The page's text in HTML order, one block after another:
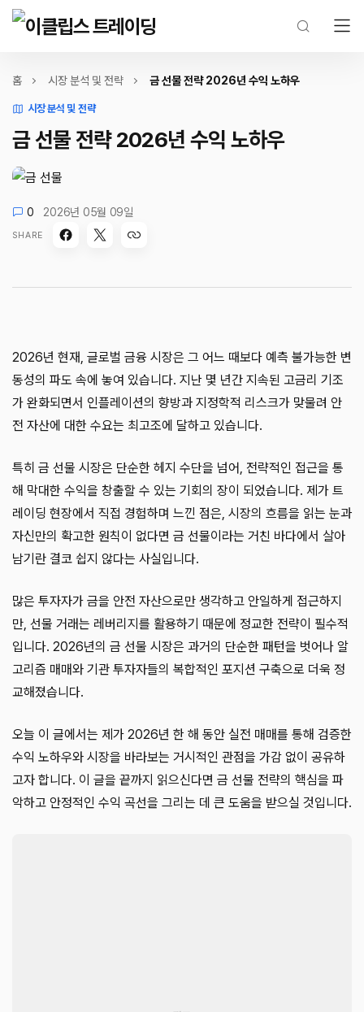
홈 시장 분석 및 전략 금 선물 전략 2026년 수익 노하우
시장 분석 및 전략
금 선물 전략 2026년 수익 노하우
0 2026년 05월 09일
SHARE
2026년 현재, 글로벌 금융 시장은 그 어느 때보다 예측 불가능한 변
동성의 파도 속에 놓여 있습니다. 지난 몇 년간 지속된 고금리 기조
가 완화되면서 인플레이션의 향방과 지정학적 리스크가 맞물려 안
전 자산에 대한 수요는 최고조에 달하고 있습니다.
특히 금 선물 시장은 단순한 헤지 수단을 넘어, 전략적인 접근을 통
해 막대한 수익을 창출할 수 있는 기회의 장이 되었습니다. 제가 트
레이딩 현장에서 직접 경험하며 느낀 점은, 시장의 흐름을 읽는 눈과
자신만의 확고한 원칙이 없다면 금 선물이라는 거친 바다에서 살아
남기란 결코 쉽지 않다는 사실입니다.
많은 투자자가 금을 안전 자산으로만 생각하고 안일하게 접근하지
만, 선물 거래는 레버리지를 활용하기 때문에 정교한 전략이 필수적
입니다. 2026년의 금 선물 시장은 과거의 단순한 패턴을 벗어나 알
고리즘 매매와 기관 투자자들의 복합적인 포지션 구축으로 더욱 정
교해졌습니다.
오늘 이 글에서는 제가 2026년 한 해 동안 실전 매매를 통해 검증한
수익 노하우와 시장을 바라보는 거시적인 관점을 가감 없이 공유하
고자 합니다. 이 글을 끝까지 읽으신다면 금 선물 전략의 핵심을 파
악하고 안정적인 수익 곡선을 그리는 데 큰 도움을 받으실 것입니다.